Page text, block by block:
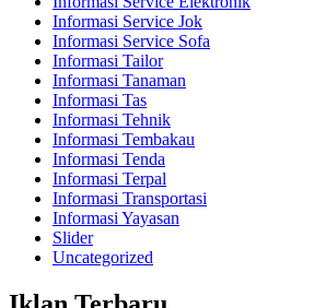
Informasi Service Jok
Informasi Service Sofa
Informasi Tailor
Informasi Tanaman
Informasi Tas
Informasi Tehnik
Informasi Tembakau
Informasi Tenda
Informasi Terpal
Informasi Transportasi
Informasi Yayasan
Slider
Uncategorized